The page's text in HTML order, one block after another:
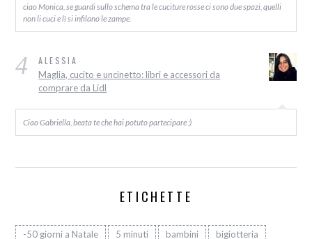
ciao Monica, se guardi sullo schema tra le cuciture rosse ci sono due spazi, quelli
non li cuci e lì si infilano le zampe.
4 ALESSIA
Maglia, cucito e uncinetto: libri e accessori da
comprare da Lidl
Ciao Gabriella, beata te che hai potuto partecipare :)
ETICHETTE
-50 giorni a Natale 5 minuti bambini
bigiotteria